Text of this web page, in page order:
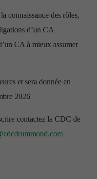
connaissance des rôles,
d’un CA
CA à mieux assumer
et sera donnée en
2026
contactez la CDC de